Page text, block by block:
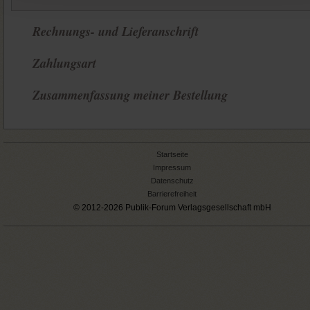
Rechnungs- und Lieferanschrift
Zahlungsart
Zusammenfassung meiner Bestellung
Startseite
Impressum
Datenschutz
Barrierefreiheit
© 2012-2026 Publik-Forum Verlagsgesellschaft mbH